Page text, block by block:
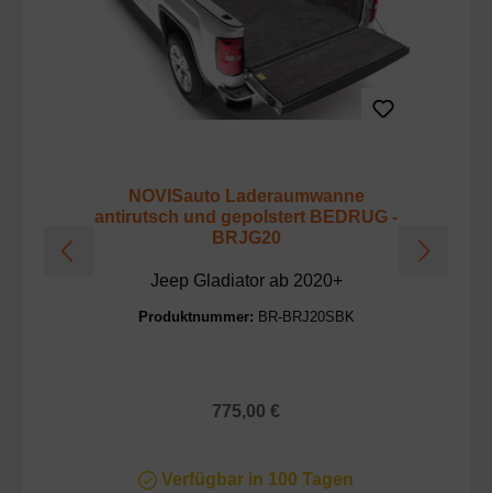
NOVISauto Laderaumwanne
antirutsch und gepolstert BEDRUG -
BRJG20
Jeep Gladiator ab 2020+
Produktnummer: BR-BRJ20SBK
Regulärer Preis:
775,00 €
Verfügbar in 100 Tagen